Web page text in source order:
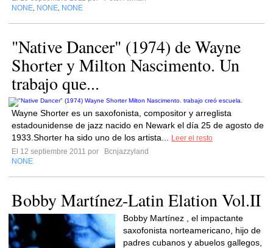
NONE NONE NONE
"Native Dancer" (1974) de Wayne
Shorter y Milton Nascimento. Un
trabajo que...
Wayne Shorter es un saxofonista, compositor y arreglista
estadounidense de jazz nacido en Newark el día 25 de agosto de
1933.Shorter ha sido uno de los artista...
Leer el resto
El 12 septiembre 2011 por
Bcnjazzyland
NONE
Bobby Martínez-Latin Elation Vol.II
Bobby Martínez , el impactante
saxofonista norteamericano, hijo de
padres cubanos y abuelos gallegos,